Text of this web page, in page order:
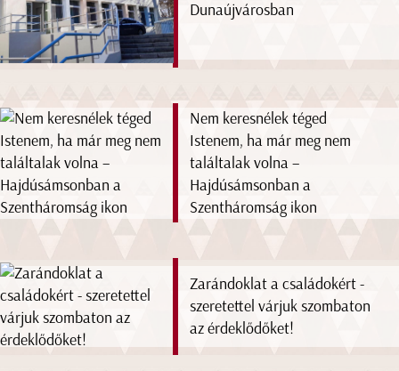
Dunaújvárosban
Nem keresnélek téged
Istenem, ha már meg nem
találtalak volna –
Hajdúsámsonban a
Szentháromság ikon
Zarándoklat a családokért -
szeretettel várjuk szombaton
az érdeklődőket!